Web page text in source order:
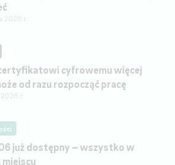
2026 r.
cyfrowemu więcej
od razu rozpocząć pracę
r.
już dostępny – wszystko w